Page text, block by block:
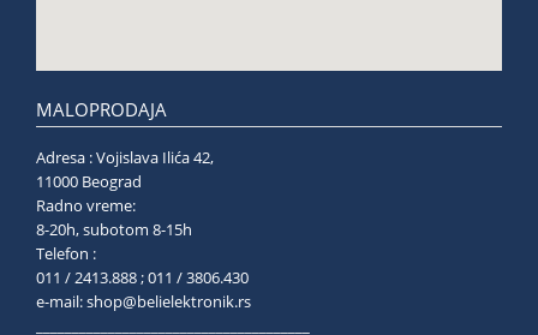
MALOPRODAJA
Adresa : Vojislava Ilića 42,
11000 Beograd
Radno vreme:
8-20h, subotom 8-15h
Telefon :
011 / 2413.888 ; 011 / 3806.430
e-mail:shop@belielektronik.rs